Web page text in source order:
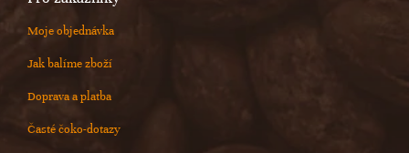
Moje objednávka
Jak balíme zboží
Doprava a platba
Časté čoko-dotazy